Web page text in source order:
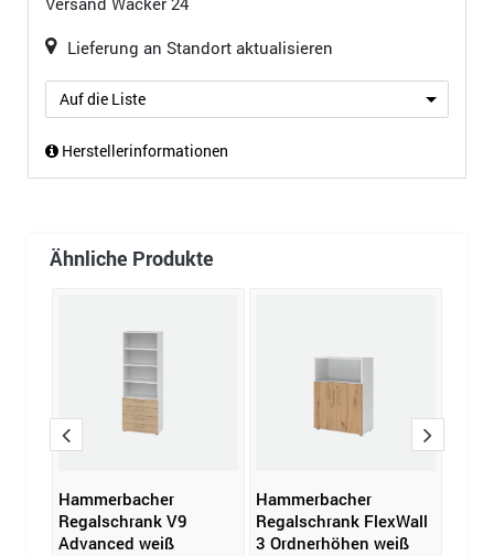
Lieferung an Standort aktualisieren
Auf die Liste
Herstellerinformationen
Ähnliche Produkte
Hammerbacher
Regalschrank V9
Advanced weiß
Hammerbacher
Regalschrank FlexWall
3 Ordnerhöhen weiß